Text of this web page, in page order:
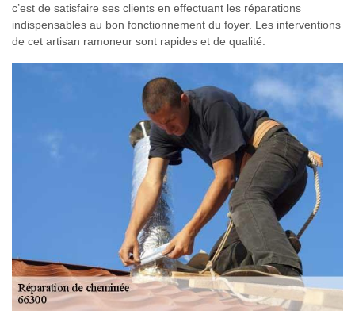
c’est de satisfaire ses clients en effectuant les réparations
indispensables au bon fonctionnement du foyer. Les interventions
de cet artisan ramoneur sont rapides et de qualité.